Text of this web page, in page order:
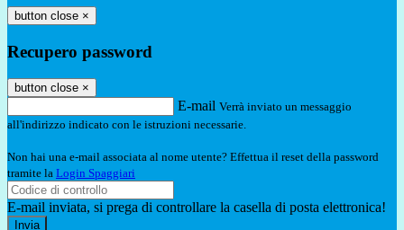
button close ×
Recupero password
button close ×
E-mail Verrà inviato un messaggio
all'indirizzo indicato con le istruzioni necessarie.
Non hai una e-mail associata al nome utente? Effettua il reset della password
tramite la Login Spaggiari
E-mail inviata, si prega di controllare la casella di posta elettronica!